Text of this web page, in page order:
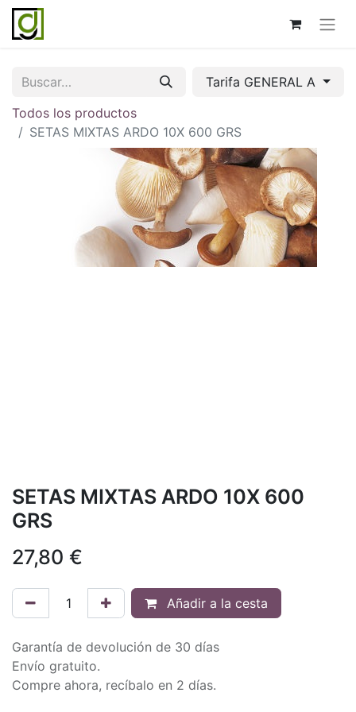
Tarifa GENERAL A
Todos los productos
SETAS MIXTAS ARDO 10X 600 GRS
SETAS MIXTAS ARDO 10X 600
GRS
27,80 €
Añadir a la cesta
Garantía de devolución de 30 días
Envío gratuito.
Compre ahora, recíbalo en 2 días.